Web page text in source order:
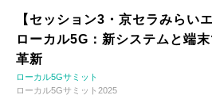
【セッション3・京セラみらい
ローカル5G：新システムと端
革新
ローカル5Gサミット
ローカル5Gサミット2025